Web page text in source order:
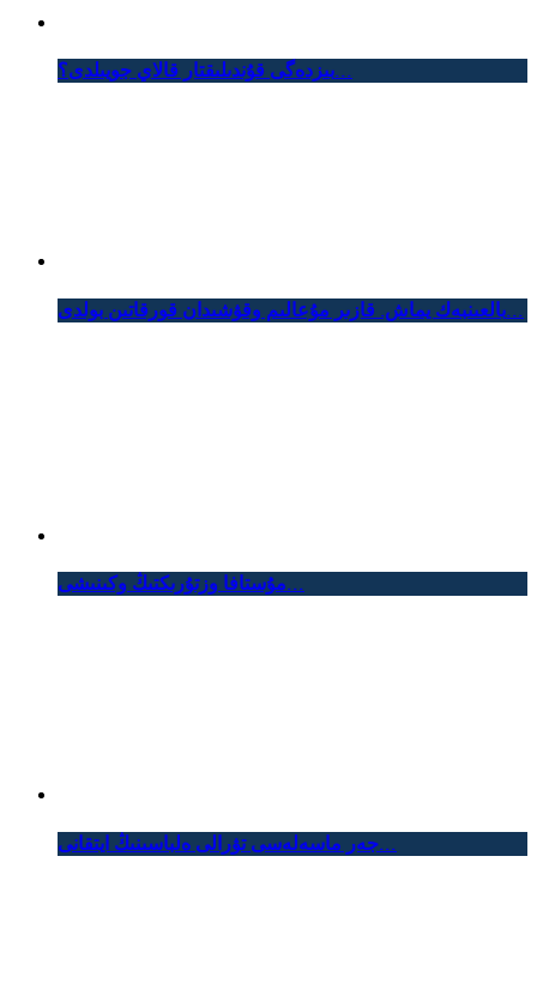
بىزدەگى قۇندىلىقتار قالاي جويىلدى؟...
بالعىنبەك يماش. قازىر مۇعالىم وقۋشىدان قورقاتىن بولدى...
مۇستافا وزتۇرىكتىڭ وكىنىشى…
جەر ماسەلەسى تۋرالى ەلباسىنىڭ ايتقانى...